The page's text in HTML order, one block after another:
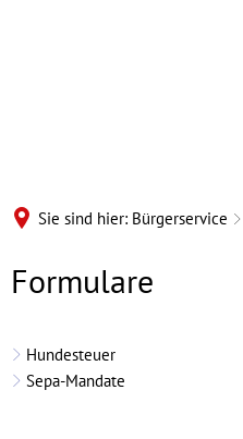
Sie sind hier: Bürgerservice
Formulare
Formulare
Hundesteuer
Sepa-Mandate